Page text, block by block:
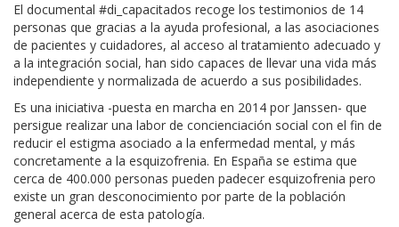
El documental #di_capacitados recoge los testimonios de 14
personas que gracias a la ayuda profesional, a las asociaciones
de pacientes y cuidadores, al acceso al tratamiento adecuado y
a la integración social, han sido capaces de llevar una vida más
independiente y normalizada de acuerdo a sus posibilidades.
Es una iniciativa -puesta en marcha en 2014 por Janssen- que
persigue realizar una labor de concienciación social con el fin de
reducir el estigma asociado a la enfermedad mental, y más
concretamente a la esquizofrenia. En España se estima que
cerca de 400.000 personas pueden padecer esquizofrenia pero
existe un gran desconocimiento por parte de la población
general acerca de esta patología.